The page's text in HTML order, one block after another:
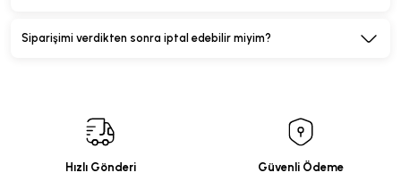
Siparişimi verdikten sonra iptal edebilir miyim?
Hızlı Gönderi Güvenli Ödeme